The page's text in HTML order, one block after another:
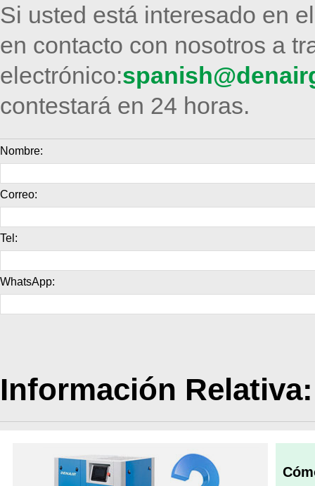
Si usted está interesado en
en contacto con nosotros a
electrónico:
contestará en 24 horas.
Nombre:
Correo:
Tel:
WhatsApp:
Información Relativa: